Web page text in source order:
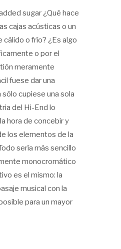
sugar ¿Qué hace
cajas acústicas o un
o frío? ¿Es algo
o por el
meramente
fuese dar una
cupiese una sola
del Hi-End lo
hora de concebir y
los elementos de la
sería más sencillo
monocromático
es el mismo: la
musical con la
para un mayor